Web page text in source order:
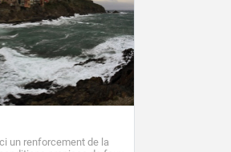
un renforcement de la